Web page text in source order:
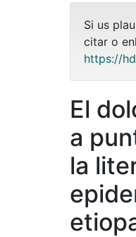
Si us
citar o
https://
El
a
la